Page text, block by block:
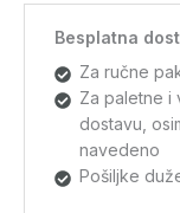
Besplatna
Za ručne
Za paletne i
dostavu,
navedeno
Pošiljke